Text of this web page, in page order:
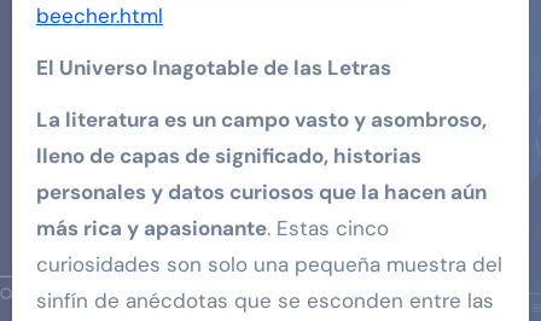
beecher.html
El Universo Inagotable de las Letras
La literatura es un campo vasto y asombroso,
lleno de capas de significado, historias
personales y datos curiosos que la hacen aún
más rica y apasionante. Estas cinco
curiosidades son solo una pequeña muestra del
sinfín de anécdotas que se esconden entre las